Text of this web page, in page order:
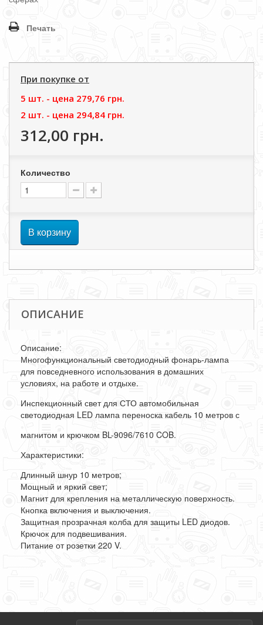
Печать
При покупке от
5 шт. - цена 279,76 грн.
2 шт. - цена 294,84 грн.
312,00 грн.
Количество
В корзину
ОПИСАНИЕ
Описание:
Многофункциональный светодиодный фонарь-лампа
для повседневного использования в домашних
условиях, на работе и отдыхе.
Инспекционный свет для СТО автомобильная
светодиодная LED лампа переноска кабель 10 метров с
магнитом и крючком BL-9096/7610 COB.
Характеристики:
Длинный шнур 10 метров;
Мощный и яркий свет;
Магнит для крепления на металлическую поверхность.
Кнопка включения и выключения.
Защитная прозрачная колба для защиты LED диодов.
Крючок для подвешивания.
Питание от розетки 220 V.